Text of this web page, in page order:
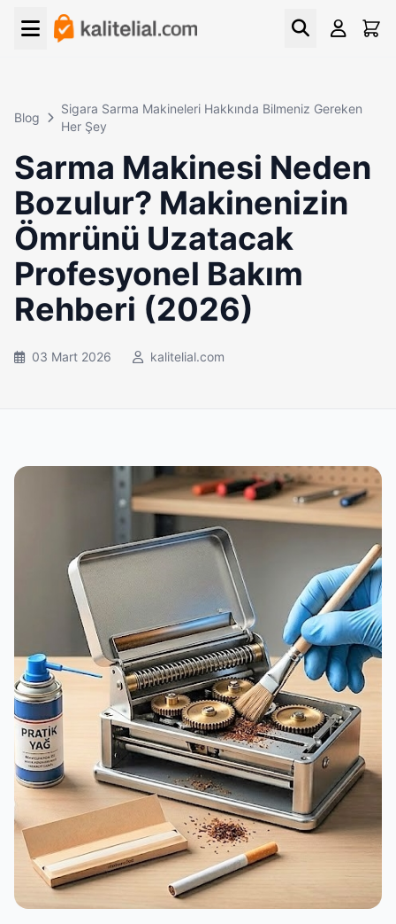
Blog
Sigara Sarma Makineleri Hakkında Bilmeniz Gereken
Her Şey
Sarma Makinesi Neden
Bozulur? Makinenizin
Ömrünü Uzatacak
Profesyonel Bakım
Rehberi (2026)
03 Mart 2026 kalitelial.com